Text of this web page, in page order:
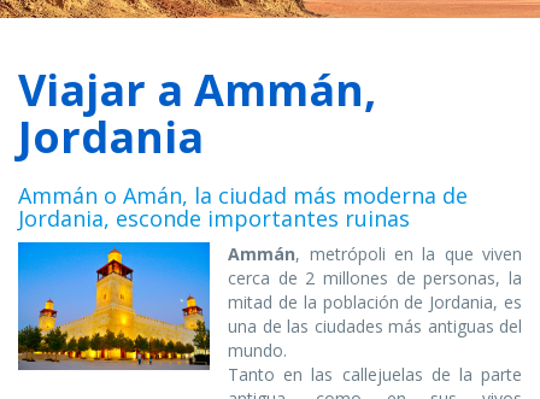
Viajar a Ammán,
Jordania
Ammán o Amán, la ciudad más moderna de
Jordania, esconde importantes ruinas
Ammán, metrópoli en la que viven
cerca de 2 millones de personas, la
mitad de la población de Jordania, es
una de las ciudades más antiguas del
mundo.
Tanto en las callejuelas de la parte